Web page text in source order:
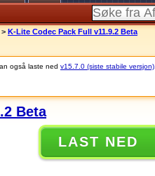
> K-Lite Codec Pack Full v11.9.2 Beta
også laste ned v15.7.0 (siste stabile versjon)
Beta
LAST NED